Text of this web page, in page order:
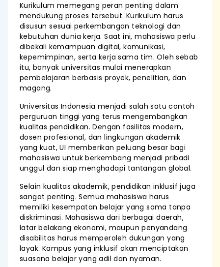
Kurikulum memegang peran penting dalam
mendukung proses tersebut. Kurikulum harus
disusun sesuai perkembangan teknologi dan
kebutuhan dunia kerja. Saat ini, mahasiswa perlu
dibekali kemampuan digital, komunikasi,
kepemimpinan, serta kerja sama tim. Oleh sebab
itu, banyak universitas mulai menerapkan
pembelajaran berbasis proyek, penelitian, dan
magang.
Universitas Indonesia menjadi salah satu contoh
perguruan tinggi yang terus mengembangkan
kualitas pendidikan. Dengan fasilitas modern,
dosen profesional, dan lingkungan akademik
yang kuat, UI memberikan peluang besar bagi
mahasiswa untuk berkembang menjadi pribadi
unggul dan siap menghadapi tantangan global.
Selain kualitas akademik, pendidikan inklusif juga
sangat penting. Semua mahasiswa harus
memiliki kesempatan belajar yang sama tanpa
diskriminasi. Mahasiswa dari berbagai daerah,
latar belakang ekonomi, maupun penyandang
disabilitas harus memperoleh dukungan yang
layak. Kampus yang inklusif akan menciptakan
suasana belajar yang adil dan nyaman.